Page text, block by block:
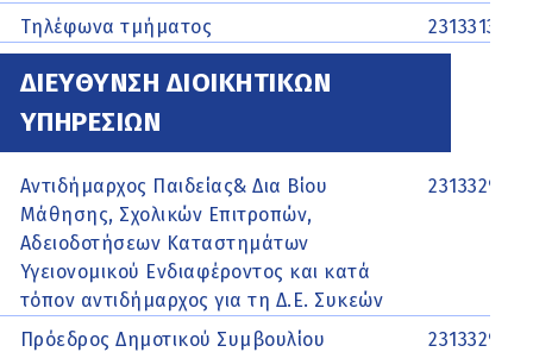
Τηλέφωνα τμήματος
ΔΙΕΥΘΥΝΣΗ ΔΙΟΙΚΗΤΙΚΩΝ
ΥΠΗΡΕΣΙΩΝ
Αντιδήμαρχος Παιδείας& Δια Βίου
Μάθησης, Σχολικών Επιτροπών,
Αδειοδοτήσεων Καταστημάτων
Υγειονομικού Ενδιαφέροντος και κατά
τόπον αντιδήμαρχος για τη Δ.Ε. Συκεών
2313329521
Πρόεδρος Δημοτικού Συμβουλίου